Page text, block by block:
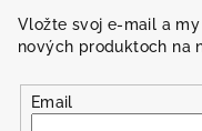
Vložte svoj e-mail a
nových produktoch na
Email